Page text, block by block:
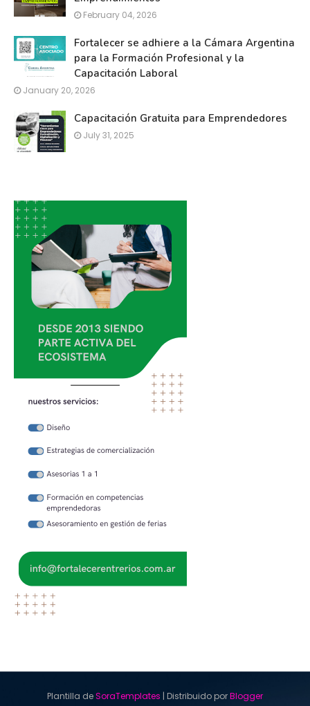
February 04, 2026
Fortalecer se adhiere a la Cámara Argentina
para la Formación Profesional y la
Capacitación Laboral
January 20, 2026
Capacitación Gratuita para Emprendedores
July 31, 2025
Plantilla deSoraTemplates | Distribuido porBlogger